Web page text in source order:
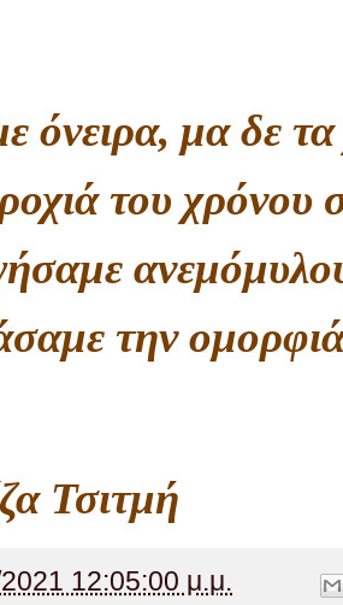
όνειρα, μα δε
του χρόνου
την
Τσιτμή
12:05:00 μ.μ.